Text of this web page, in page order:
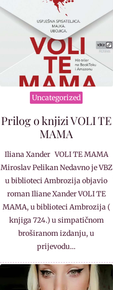
Uncategorized
Prilog o knjizi VOLI TE
MAMA
Iliana Xander VOLI TE MAMA
Miroslav Pelikan Nedavno je VBZ
u biblioteci Ambrozija objavio
roman Iliane Xander VOLI TE
MAMA, u biblioteci Ambrozija (
knjiga 724.) u simpatičnom
broširanom izdanju, u
prijevodu…